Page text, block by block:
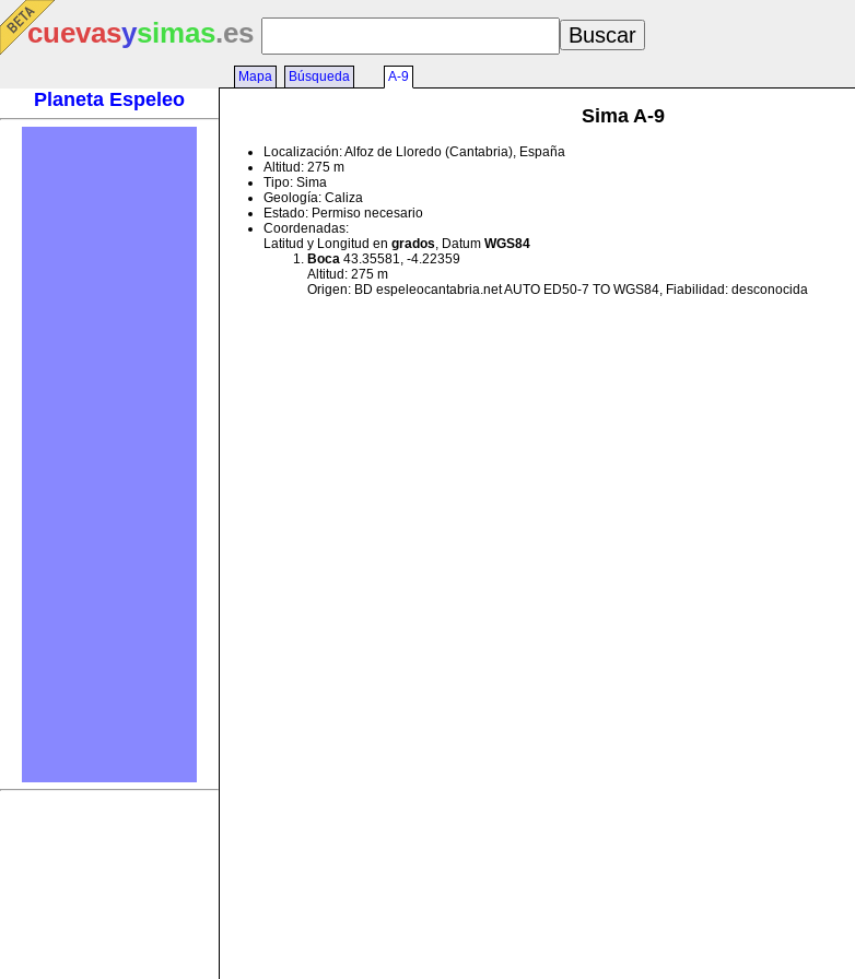
cuevasysimas.es
Planeta Espeleo
Mapa Búsqueda A-9
Sima A-9
Localización: Alfoz de Lloredo (Cantabria), España
Altitud: 275 m
Tipo: Sima
Geología: Caliza
Estado: Permiso necesario
Coordenadas:
Latitud y Longitud en grados, Datum WGS84
Boca 43.35581, -4.22359
Altitud: 275 m
Origen: BD espeleocantabria.net AUTO ED50-7 TO WGS84, Fiabilidad: desconocida